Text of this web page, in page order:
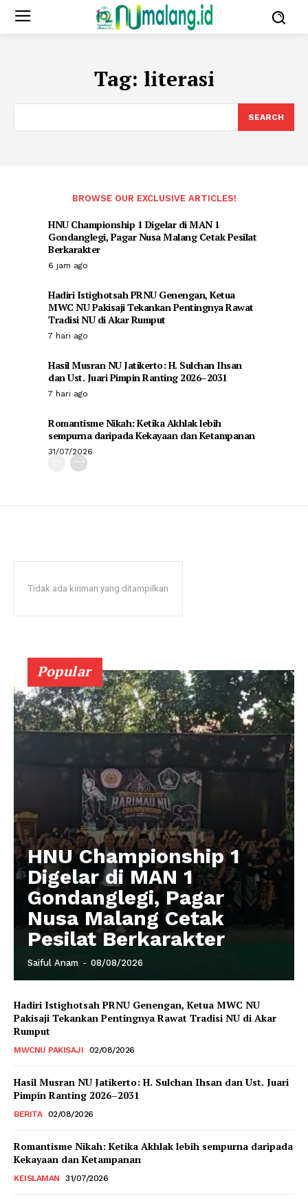
Tag: literasi
SEARCH
BROWSE OUR EXCLUSIVE ARTICLES!
HNU Championship 1 Digelar di MAN 1
Gondanglegi, Pagar Nusa Malang Cetak Pesilat
Berkarakter
6 jam ago
Hadiri Istighotsah PRNU Genengan, Ketua
MWC NU Pakisaji Tekankan Pentingnya Rawat
Tradisi NU di Akar Rumput
7 hari ago
Hasil Musran NU Jatikerto: H. Sulchan Ihsan
dan Ust. Juari Pimpin Ranting 2026–2031
7 hari ago
Romantisme Nikah: Ketika Akhlak lebih
sempurna daripada Kekayaan dan Ketampanan
31/07/2026
Tidak ada kiriman yang ditampilkan
Popular
HNU Championship 1
Digelar di MAN 1
Gondanglegi, Pagar
Nusa Malang Cetak
Pesilat Berkarakter
Saiful Anam - 08/08/2026
Hadiri Istighotsah PRNU Genengan, Ketua MWC NU
Pakisaji Tekankan Pentingnya Rawat Tradisi NU di Akar
Rumput
MWCNU PAKISAJI 02/08/2026
Hasil Musran NU Jatikerto: H. Sulchan Ihsan dan Ust. Juari
Pimpin Ranting 2026–2031
BERITA 02/08/2026
Romantisme Nikah: Ketika Akhlak lebih sempurna daripada
Kekayaan dan Ketampanan
KEISLAMAN 31/07/2026